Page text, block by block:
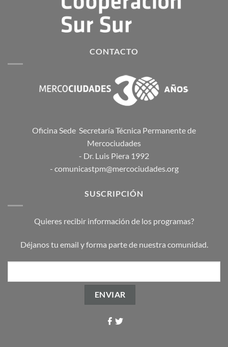
CONTACTO
Oficina Sede Secretaría Técnica Permanente de
Mercociudades
- Dr. Luis Piera 1992
- comunicastpm@mercociudades.org
SUSCRIPCIÓN
Quieres recibir información de los programas?
Déjanos tu email y forma parte de nuestra comunidad.